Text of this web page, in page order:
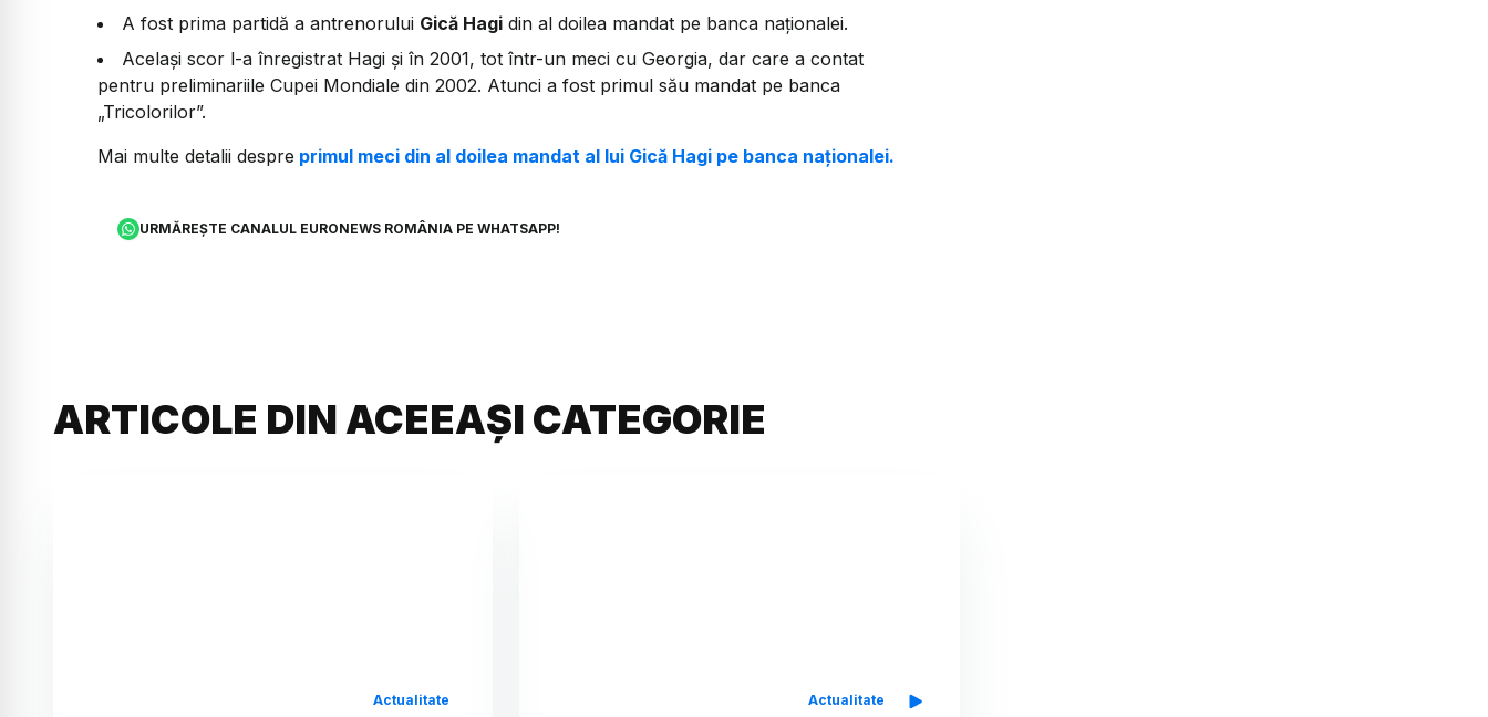
A fost prima partidă a antrenorului Gică Hagi din al doilea mandat pe banca naționalei.
Același scor l-a înregistrat Hagi și în 2001, tot într-un meci cu Georgia, dar care a contat
pentru preliminariile Cupei Mondiale din 2002. Atunci a fost primul său mandat pe banca
„Tricolorilor”.
Mai multe detalii despre primul meci din al doilea mandat al lui Gică Hagi pe banca naționalei.
URMĂREȘTE CANALUL EURONEWS ROMÂNIA PE WHATSAPP!
ARTICOLE DIN ACEEAȘI CATEGORIE
Actualitate Actualitate